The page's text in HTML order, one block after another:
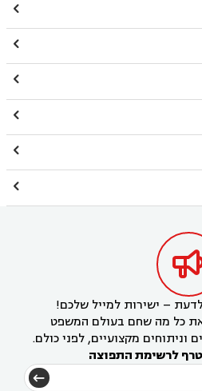






– ישירות למייל שלכם!
את כל מה שחם בעולם המשפט
וניתוחים מקצועיים, לפני כולם.
לרשימת התפוצה